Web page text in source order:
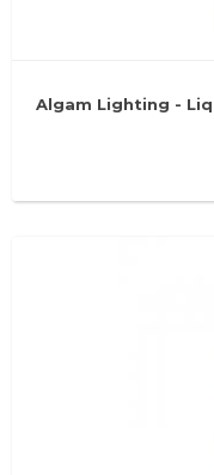
Algam Lighting -